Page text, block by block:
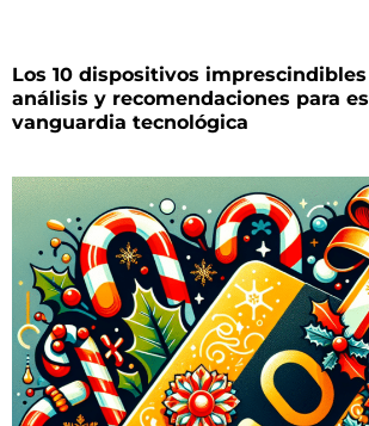
Los 10 dispositivos imprescindibles
análisis y recomendaciones para
vanguardia tecnológica